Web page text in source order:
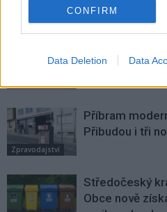
CONFIRM
Data Deletion Data
VÍCE OD AUTORA
výborné
Zpravodajství
Příbram
Přibudou i tři
Středočeský
Obce nově